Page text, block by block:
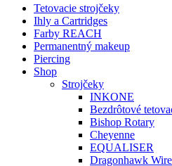
Tetovacie strojčeky
Ihly a Cartridges
Farby REACH
Permanentný makeup
Piercing
Shop
Strojčeky
INKONE
Bezdrôtové
Bishop Rotary
Cheyenne
EQUALISER
Dragonhawk